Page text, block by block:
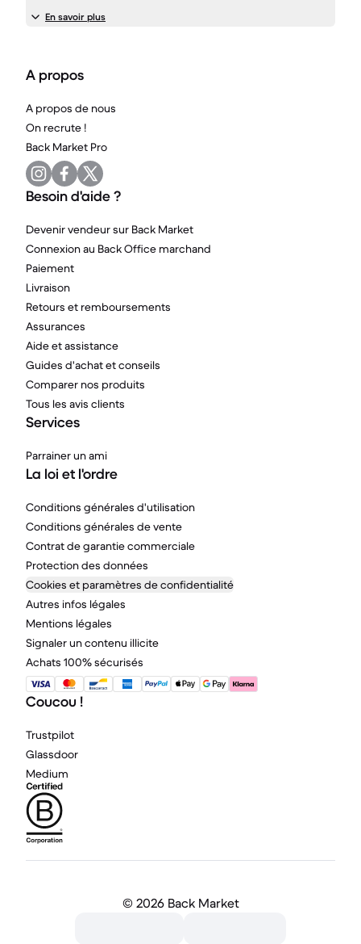
En savoir plus
A propos
A propos de nous
On recrute !
Back Market Pro
Besoin d'aide ?
Devenir vendeur sur Back Market
Connexion au Back Office marchand
Paiement
Livraison
Retours et remboursements
Assurances
Aide et assistance
Guides d'achat et conseils
Comparer nos produits
Tous les avis clients
Services
Parrainer un ami
La loi et l'ordre
Conditions générales d'utilisation
Conditions générales de vente
Contrat de garantie commerciale
Protection des données
Cookies et paramètres de confidentialité
Autres infos légales
Mentions légales
Signaler un contenu illicite
Achats 100% sécurisés
Coucou !
Trustpilot
Glassdoor
Medium
© 2026 Back Market